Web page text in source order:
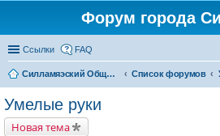
Форум города
Ссылки FAQ
Силламяэский Общественный Новостной портал Список форумов
Умелые руки
Новая тема